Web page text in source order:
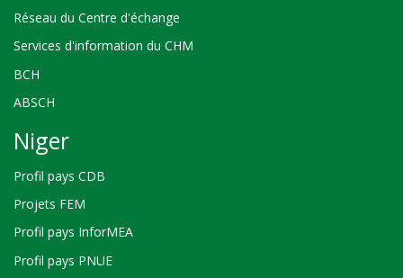
Réseau du Centre d'échange
Services d'information du CHM
BCH
ABSCH
Niger
Profil pays CDB
Projets FEM
Profil pays InforMEA
Profil pays PNUE